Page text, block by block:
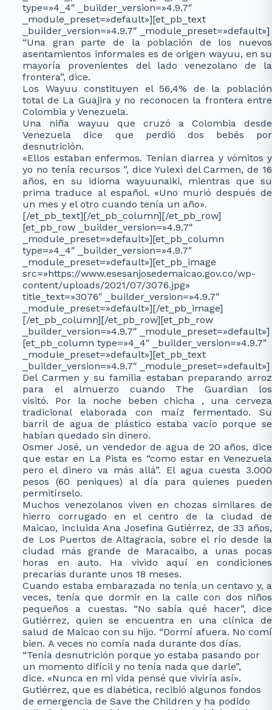
type=»4_4″ _builder_version=»4.9.7″
_module_preset=»default»][et_pb_text
_builder_version=»4.9.7″ _module_preset=»default»]
“Una gran parte de la población de los nuevos
asentamientos informales es de origen wayuu, en su
mayoría provenientes del lado venezolano de la
frontera”, dice.
Los Wayuu constituyen el 56,4% de la población
total de La Guajira y no reconocen la frontera entre
Colombia y Venezuela.
Una niña wayuu que cruzó a Colombia desde
Venezuela dice que perdió dos bebés por
desnutrición.
«Ellos estaban enfermos. Tenían diarrea y vómitos y
yo no tenía recursos ”, dice Yulexi del Carmen, de 16
años, en su idioma wayuunaiki, mientras que su
prima traduce al español. «Uno murió después de
un mes y el otro cuando tenía un año».
[/et_pb_text][/et_pb_column][/et_pb_row]
[et_pb_row _builder_version=»4.9.7″
_module_preset=»default»][et_pb_column
type=»4_4″ _builder_version=»4.9.7″
_module_preset=»default»][et_pb_image
src=»https://www.esesanjosedemaicao.gov.co/wp-
content/uploads/2021/07/3076.jpg»
title_text=»3076″ _builder_version=»4.9.7″
_module_preset=»default»][/et_pb_image]
[/et_pb_column][/et_pb_row][et_pb_row
_builder_version=»4.9.7″ _module_preset=»default»]
[et_pb_column type=»4_4″ _builder_version=»4.9.7″
_module_preset=»default»][et_pb_text
_builder_version=»4.9.7″ _module_preset=»default»]
Del Carmen y su familia estaban preparando arroz
para el almuerzo cuando The Guardian los
visitó. Por la noche beben chicha , una cerveza
tradicional elaborada con maíz fermentado. Su
barril de agua de plástico estaba vacío porque se
habían quedado sin dinero.
Osmer José, un vendedor de agua de 20 años, dice
que estar en La Pista es “como estar en Venezuela
pero el dinero va más allá”. El agua cuesta 3.000
pesos (60 peniques) al día para quienes pueden
permitírselo.
Muchos venezolanos viven en chozas similares de
hierro corrugado en el centro de la ciudad de
Maicao, incluida Ana Josefina Gutiérrez, de 33 años,
de Los Puertos de Altagracia, sobre el río desde la
ciudad más grande de Maracaibo, a unas pocas
horas en auto. Ha vivido aquí en condiciones
precarias durante unos 18 meses.
Cuando estaba embarazada no tenía un centavo y, a
veces, tenía que dormir en la calle con dos niños
pequeños a cuestas. “No sabía qué hacer”, dice
Gutiérrez, quien se encuentra en una clínica de
salud de Maicao con su hijo. “Dormí afuera. No comí
bien. A veces no comía nada durante dos días.
“Tenía desnutrición porque yo estaba pasando por
un momento difícil y no tenía nada que darle”,
dice. «Nunca en mi vida pensé que viviría así».
Gutiérrez, que es diabética, recibió algunos fondos
de emergencia de Save the Children y ha podido